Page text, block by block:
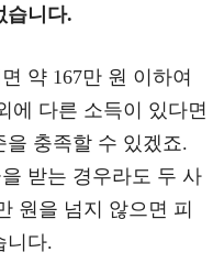
습니다.
약 167만 원 이하여
에 다른 소득이 있다면
충족할 수 있겠죠.
받는 경우라도 두 사
원을 넘지 않으면 피
니다.